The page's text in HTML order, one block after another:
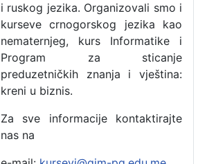
i ruskog jezika. Organizovali smo i
kurseve crnogorskog jezika kao
nematernjeg, kurs Informatike i
Program za sticanje
preduzetničkih znanja i vještina:
kreni u biznis.
Za sve informacije kontaktirajte
nas na